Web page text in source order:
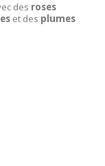
des roses
et des plumes